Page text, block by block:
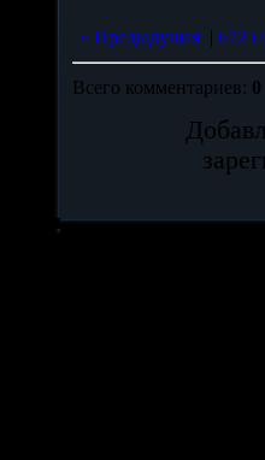
« Предыдущая | 672
Всего комментариев: 0